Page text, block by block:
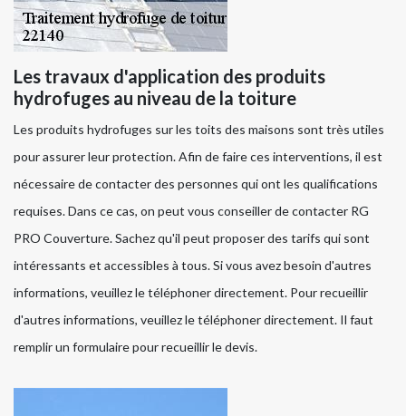
Les travaux d'application des produits
hydrofuges au niveau de la toiture
Les produits hydrofuges sur les toits des maisons sont très utiles
pour assurer leur protection. Afin de faire ces interventions, il est
nécessaire de contacter des personnes qui ont les qualifications
requises. Dans ce cas, on peut vous conseiller de contacter RG
PRO Couverture. Sachez qu'il peut proposer des tarifs qui sont
intéressants et accessibles à tous. Si vous avez besoin d'autres
informations, veuillez le téléphoner directement. Pour recueillir
d'autres informations, veuillez le téléphoner directement. Il faut
remplir un formulaire pour recueillir le devis.